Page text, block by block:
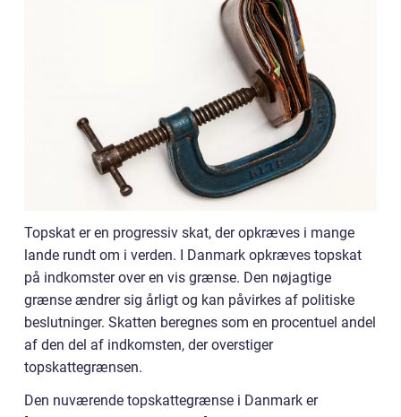
Topskat er en progressiv skat, der opkræves i mange
lande rundt om i verden. I Danmark opkræves topskat
på indkomster over en vis grænse. Den nøjagtige
grænse ændrer sig årligt og kan påvirkes af politiske
beslutninger. Skatten beregnes som en procentuel andel
af den del af indkomsten, der overstiger
topskattegrænsen.
Den nuværende topskattegrænse i Danmark er